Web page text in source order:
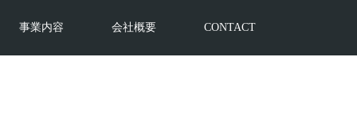
事業内容 会社概要 CONTACT